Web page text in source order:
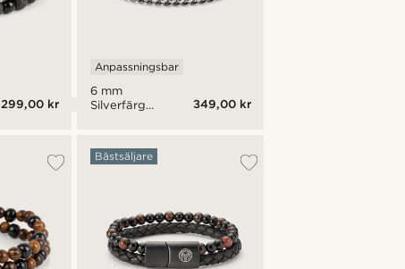
299,00 kr
6 mm
Silverfärgat
Anpassningsbar
349,00 kr
Bästsäljare